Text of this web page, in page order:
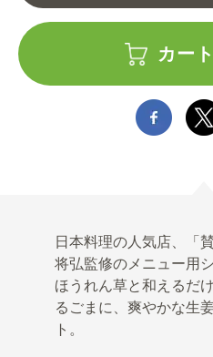
カー
日本料理の人気店、「
将弘監修のメニュー用
ほうれん草と和えるだ
るごまに、爽やかな生
ト。